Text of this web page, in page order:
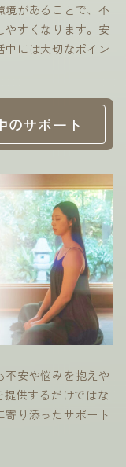
境があることで、不
やすくなります。安
には大切なポイン
のサポート
不安や悩みを抱えや
供するだけではな
寄り添ったサポート